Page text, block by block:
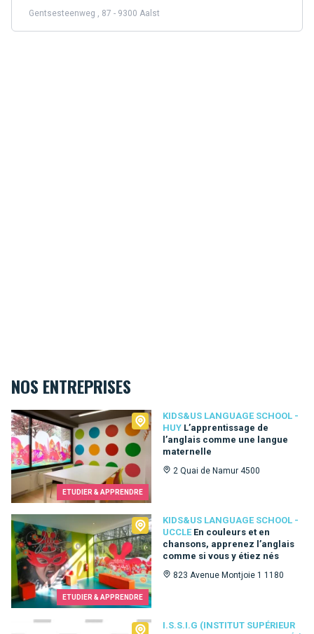
Gentsesteenweg , 87 - 9300 Aalst
NOS ENTREPRISES
ETUDIER & APPRENDRE
KIDS&US LANGUAGE SCHOOL -
HUY L’apprentissage de
l’anglais comme une langue
maternelle
2 Quai de Namur 4500
Kids&Us language school - Huy
ETUDIER & APPRENDRE
KIDS&US LANGUAGE SCHOOL -
UCCLE En couleurs et en
chansons, apprenez l’anglais
comme si vous y étiez nés
823 Avenue Montjoie 1 1180
Kids&Us language school - Uccle
I.S.S.I.G (INSTITUT SUPÉRIEUR
I.S.S.I.G (Institut Supérieur des Soins Infirmiers Galilée)